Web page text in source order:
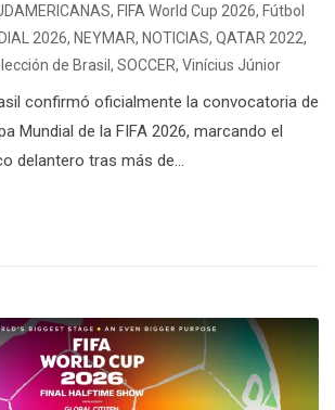
, FIFA World Cup 2026, Fútbol
2026, NEYMAR, NOTICIAS, QATAR 2022,
de Brasil , SOCCER, Vinícius Júnior
confirmó oficialmente la convocatoria de
Mundial de la FIFA 2026, marcando el
delantero tras más de...